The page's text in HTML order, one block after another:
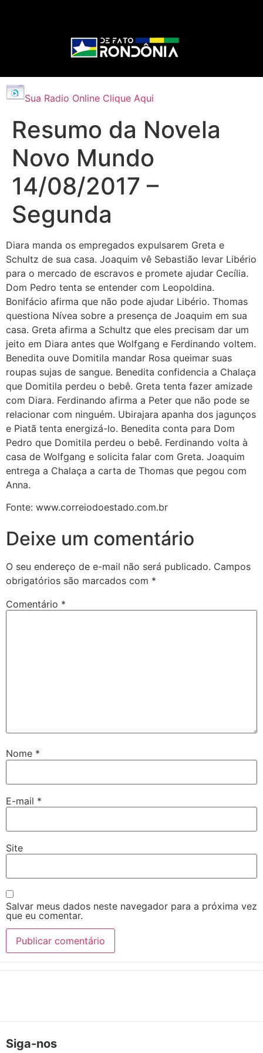
Sua Radio Online Clique Aqui
Resumo da Novela
Novo Mundo
14/08/2017 –
Segunda
Diara manda os empregados expulsarem Greta e
Schultz de sua casa. Joaquim vê Sebastião levar Libério
para o mercado de escravos e promete ajudar Cecília.
Dom Pedro tenta se entender com Leopoldina.
Bonifácio afirma que não pode ajudar Libério. Thomas
questiona Nívea sobre a presença de Joaquim em sua
casa. Greta afirma a Schultz que eles precisam dar um
jeito em Diara antes que Wolfgang e Ferdinando voltem.
Benedita ouve Domitila mandar Rosa queimar suas
roupas sujas de sangue. Benedita confidencia a Chalaça
que Domitila perdeu o bebê. Greta tenta fazer amizade
com Diara. Ferdinando afirma a Peter que não pode se
relacionar com ninguém. Ubirajara apanha dos jagunços
e Piatã tenta energizá-lo. Benedita conta para Dom
Pedro que Domitila perdeu o bebê. Ferdinando volta à
casa de Wolfgang e solicita falar com Greta. Joaquim
entrega a Chalaça a carta de Thomas que pegou com
Anna.
Fonte: www.correiodoestado.com.br
Deixe um comentário
O seu endereço de e-mail não será publicado. Campos
obrigatórios são marcados com *
Comentário *
Nome *
E-mail *
Site
Salvar meus dados neste navegador para a próxima vez
que eu comentar.
Siga-nos